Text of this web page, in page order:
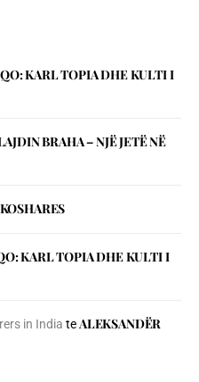
KARL TOPIA DHE KULTI I
BRAHA – NJЁ JETЁ NЁ
KARL TOPIA DHE KULTI I
in India teALEKSANDËR